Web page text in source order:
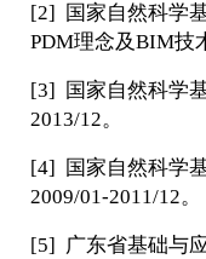
[2] 国家自然科学
PDM理念及BIM技
[3] 国家自然科学
2013/12。
[4] 国家自然科学
2009/01-2011/12。
[5] 广东省基础与